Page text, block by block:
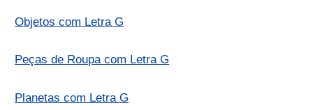
Objetos com Letra G
Peças de Roupa com Letra G
Planetas com Letra G